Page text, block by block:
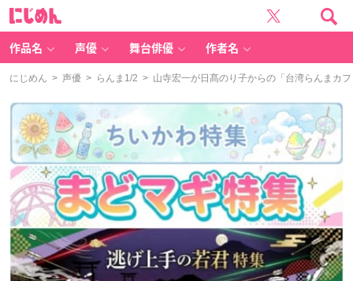
作品名 声優 舞台俳優 作者名
にじめん > 声優 > らんま1/2 > 山寺宏一が日髙のり子からの「台湾らんまカ